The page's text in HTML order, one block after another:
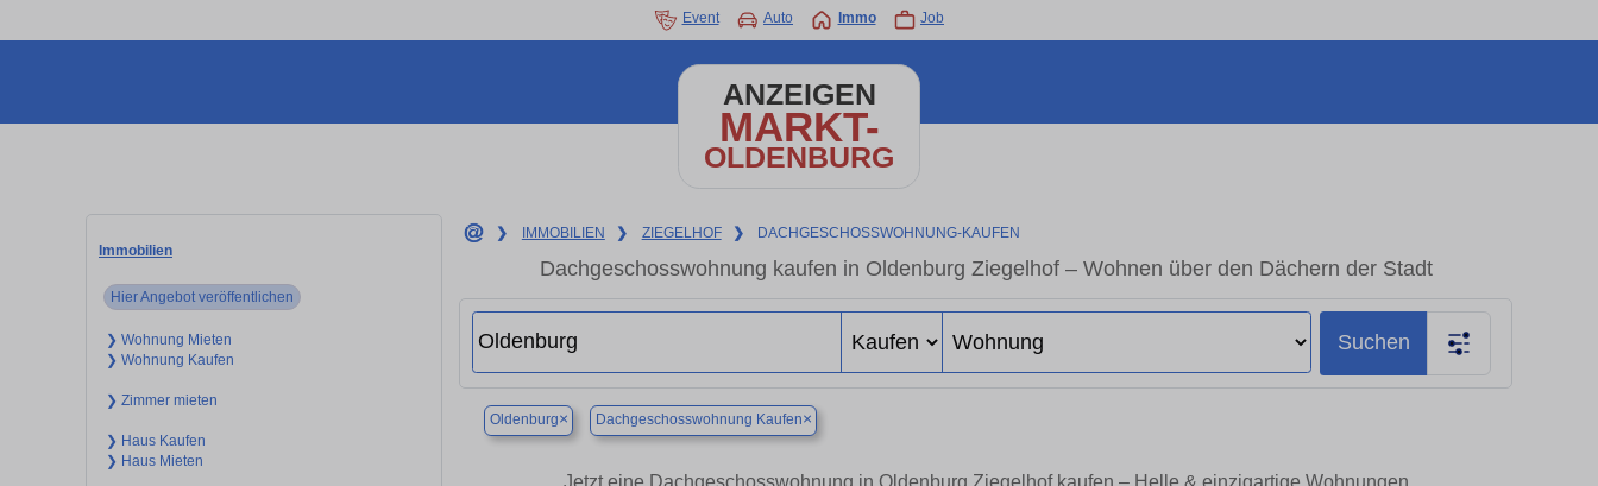
Event Auto Immo Job
ANZEIGEN
MARKT-
OLDENBURG
Immobilien
Hier Angebot veröffentlichen
❯ Wohnung Mieten
❯ Wohnung Kaufen
❯ Zimmer mieten
❯ Haus Kaufen
❯ Haus Mieten
❯ IMMOBILIEN ❯ ZIEGELHOF ❯ DACHGESCHOSSWOHNUNG-KAUFEN
Dachgeschosswohnung kaufen in Oldenburg Ziegelhof – Wohnen über den Dächern der Stadt
Suchen
Oldenburg× Dachgeschosswohnung Kaufen×
Jetzt eine Dachgeschosswohnung in Oldenburg Ziegelhof kaufen – Helle & einzigartige Wohnungen